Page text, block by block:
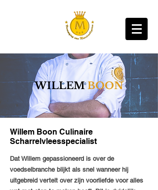
Willem Boon Culinaire
Scharrelvleesspecialist
Dat Willem gepassioneerd is over de
voedselbranche blijkt als snel wanneer hij
uitgebreid vertelt over zijn voorliefde voor alles
WILLEMBOON